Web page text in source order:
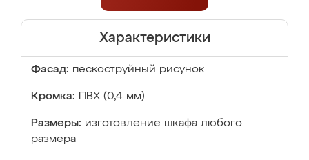
Характеристики
Фасад: пескоструйный рисунок
Кромка: ПВХ (0,4 мм)
Размеры: изготовление шкафа любого
размера